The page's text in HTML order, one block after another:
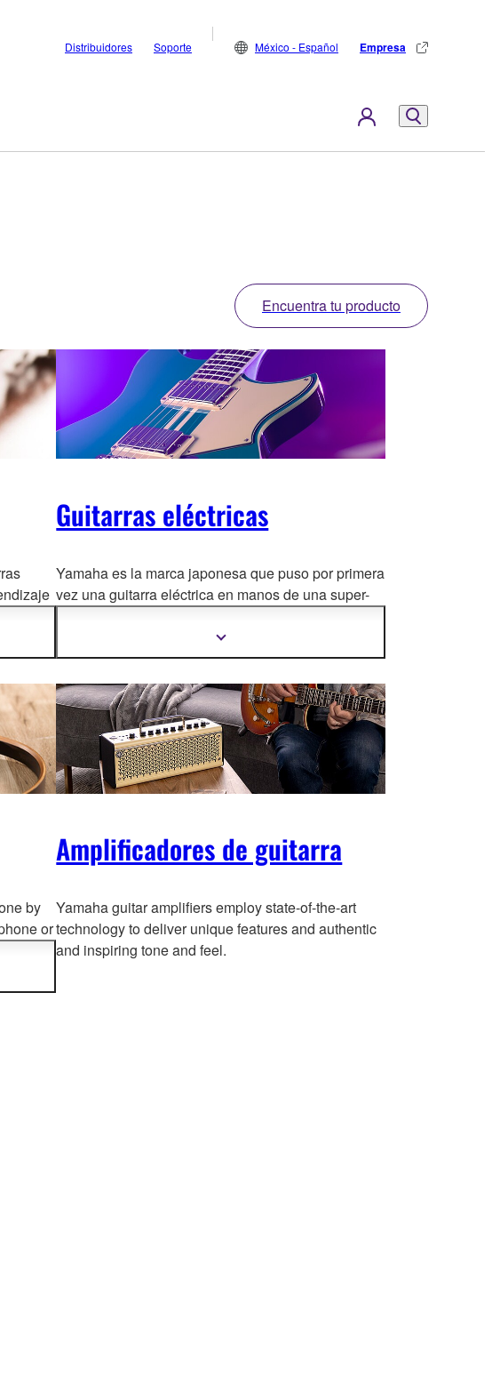
Distribuidores Soporte México - Español Empresa
Encuentra tu producto
Guitarras eléctricas
Yamaha es la marca japonesa que puso por primera
vez una guitarra eléctrica en manos de una super-
las décadas, manteniéndonos fieles a un concepto:
la calidad por encima de todo.
Mostrar
by
or
Amplificadores de guitarra
Yamaha guitar amplifiers employ state-of-the-art
technology to deliver unique features and authentic
and inspiring tone and feel.